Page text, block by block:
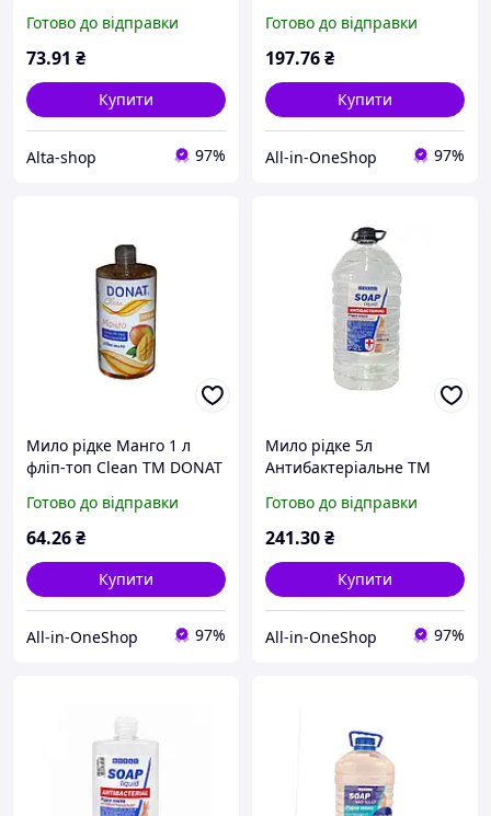
Готово до відправки
73.91 ₴
Купити
Alta-shop 97%
Готово до відправки
197.76₴
Купити
All-in-OneShop 97%
Мило рідке Манго 1 л
фліп-топ Clean ТМ DONAT
Готово до відправки
64.26₴
Купити
All-in-OneShop 97%
Мило рідке 5л
Антибактеріальне ТМ
Готово до відправки
241.30₴
Купити
All-in-OneShop 97%